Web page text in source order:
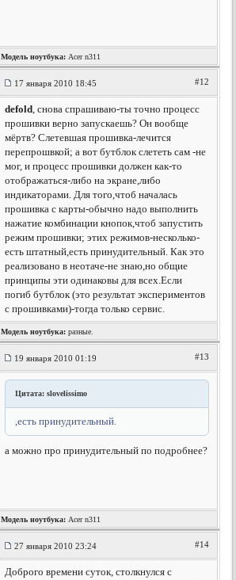
Модель ноутбука: Acer n311
17 января 2010 18:45 #12
defold, снова спрашиваю-ты точно процесс
прошивки верно запускаешь? Он вообще
мёртв? Слетевшая прошивка-лечится
перепрошвкой; а вот бутблок слететь сам -не
мог, и процесс прошивки должен как-то
отображаться-либо на экране,либо
индикаторами. Для того,чтоб началась
прошивка с карты-обычно надо выполнить
нажатие комбинации кнопок,чтоб запустить
режим прошивки; этих режимов-несколько-
есть штатный,есть принудительный. Как это
реализовано в неотаче-не знаю,но общие
принципы эти одинаковы для всех.Если
погиб бутблок (это результат экспериментов
с прошивками)-тогда только сервис.
Модель ноутбука: разные.
19 января 2010 01:19 #13
Цитата: slovelissimo
,есть принудительный.
а можно про принудительный по подробнее?
Модель ноутбука: Acer n311
27 января 2010 23:24 #14
Доброго времени суток, столкнулся с